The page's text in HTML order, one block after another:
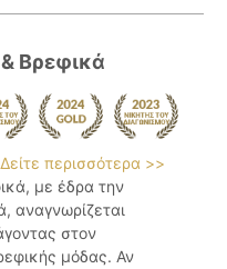
Βρεφικά
Δείτε περισσότερα >>
με έδρα την
αναγνωρίζεται
στον
μόδας. Αν